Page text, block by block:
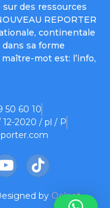
sur des ressources
REPORTER
continentale
sa forme
mot est: l’info,
50 60 10
2020 / pl / P
YouTubeTikTok
by Oelnet.